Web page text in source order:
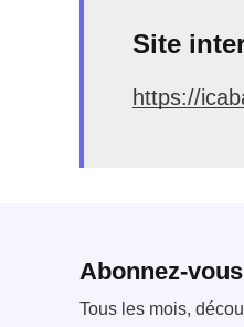
Site
https://
Abonnez-
Tous les mois,